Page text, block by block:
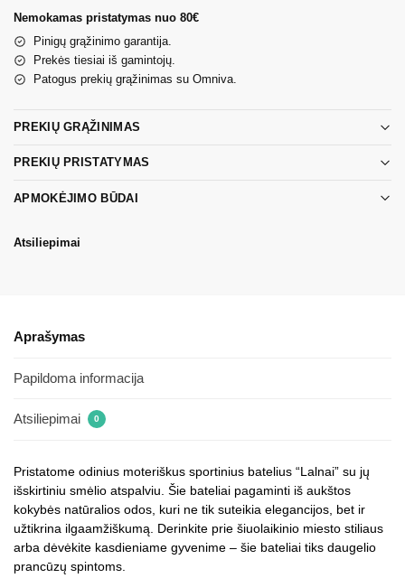
Nemokamas pristatymas nuo 80€
Pinigų grąžinimo garantija.
Prekės tiesiai iš gamintojų.
Patogus prekių grąžinimas su Omniva.
PREKIŲ GRĄŽINIMAS
PREKIŲ PRISTATYMAS
APMOKĖJIMO BŪDAI
Atsiliepimai
Aprašymas
Papildoma informacija
Atsiliepimai 0
Pristatome odinius moteriškus sportinius batelius “Lalnai” su jų
išskirtiniu smėlio atspalviu. Šie bateliai pagaminti iš aukštos
kokybės natūralios odos, kuri ne tik suteikia elegancijos, bet ir
užtikrina ilgaamžiškumą. Derinkite prie šiuolaikinio miesto stiliaus
arba dėvėkite kasdieniame gyvenime – šie bateliai tiks daugelio
prancūzų spintoms.